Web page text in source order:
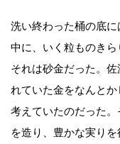
洗い終わった桶の底
中に、いく粒ものきら
それは砂金だった。
れていた金をなんと
考えていたのだった
を造り、豊かな実りを